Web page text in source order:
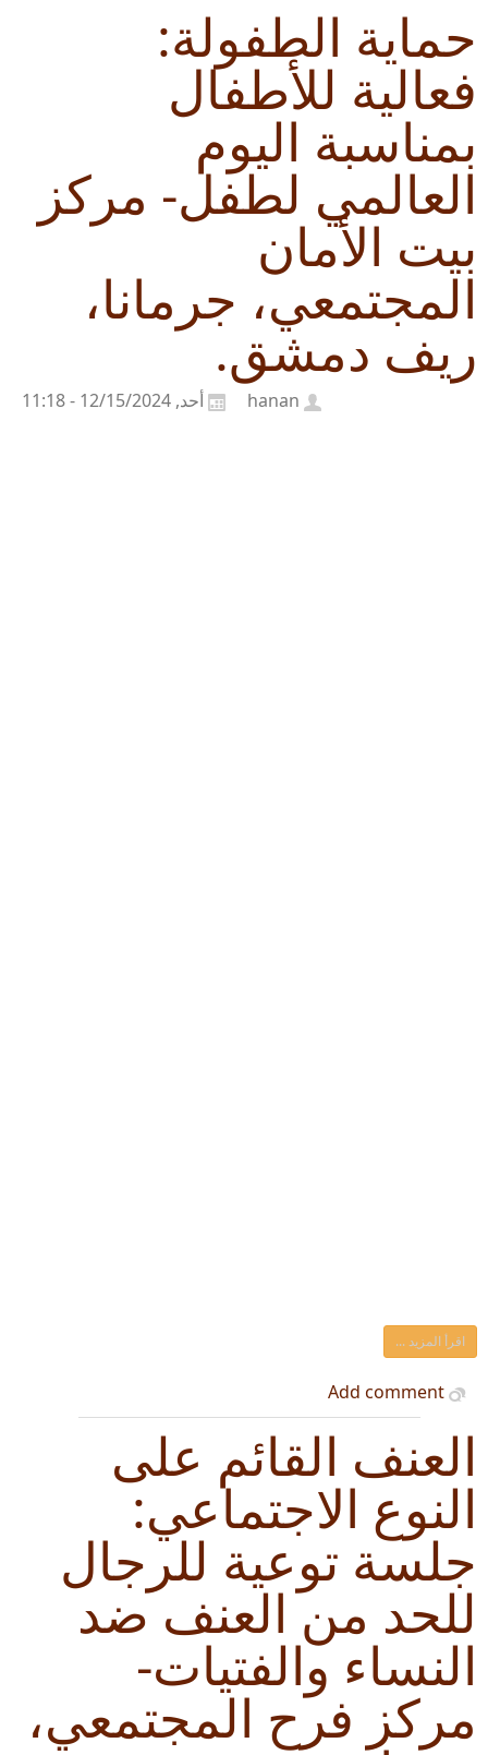
حماية الطفولة:
فعالية للأطفال
بمناسبة اليوم
العالمي لطفل- مركز
بيت الأمان
المجتمعي، جرمانا،
ريف دمشق.
أحد, 12/15/2024 - 11:18 hanan
اقرأ المزيد ...
Add comment
العنف القائم على
النوع الاجتماعي:
جلسة توعية للرجال
للحد من العنف ضد
النساء والفتيات-
مركز فرح المجتمعي،